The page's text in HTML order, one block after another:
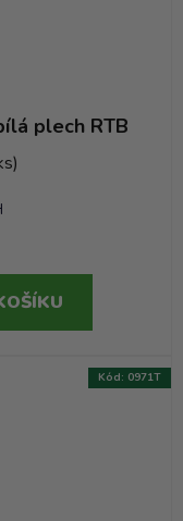
plech RTB
Kód: 0971T